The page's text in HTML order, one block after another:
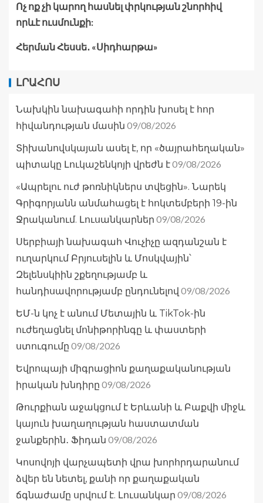
Ոչ ոք չի կարող հասնել փրկության շնորհիվ
որևէ ուսմունքի:
Հերման Հեսսե․ «Սիդհարթա»
ԼՐԱՀՈՍ
Նախկին նախագահի որդին խոսել է հոր
հիվանդության մասին 09/08/2026
Տիխանովսկայան ասել է, որ «ծայրահեղական»
պիտակը Լուկաշենկոյի վրեժն է09/08/2026
«Ապրելու ուժ թոռնիկներս տվեցին». Նարեկ
Գրիգորյանն անմահացել է հոկտեմբերի 19-ին
Ջրականում. Լուսանկարներ 09/08/2026
Սերբիայի նախագահ Վուչիչը ազդանշան է
ուղարկում Բրյուսելին և Մոսկվային՝
Զելենսկիին շքեղությամբ և
հանդիսավորությամբ ընդունելով 09/08/2026
ԵՄ-ն կոչ է անում Մետային և TikTok-ին
ուժեղացնել մոնիթորինգը և փաստերի
ստուգումը 09/08/2026
Եվրոպայի միգրացիոն քաղաքականության
իրական խնդիրը 09/08/2026
Թուրքիան աջակցում է Երևանի և Բաքվի միջև
կայուն խաղաղության հաստատման
ջանքերին․ Ֆիդան 09/08/2026
Կոսովոյի վարչապետի վրա խորհրդարանում
ձվեր են նետել, քանի որ քաղաքական
ճգնաժամը սրվում է. Լուսանկար 09/08/2026